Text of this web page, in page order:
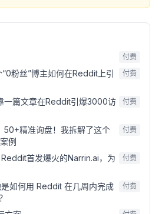
付费
“0粉丝”博主如何在Reddit上引
付费
一篇文章在Reddit引爆3000访
付费
50+精准询盘！我拆解了这个
例
付费
首发爆火的Narrin.ai，为
付费
如何用 Reddit 在几周内完成
付费